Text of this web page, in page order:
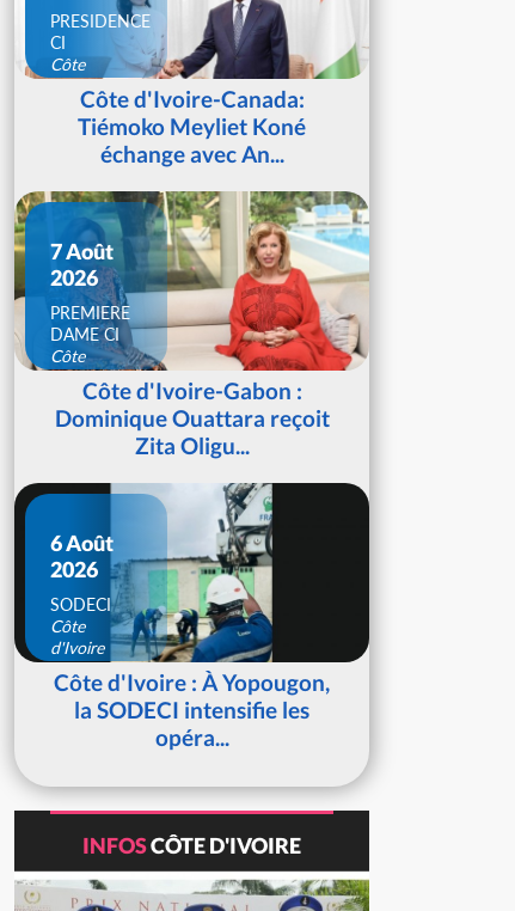
PRESIDENCE
CI
Côte
d'IvoireCôte d'Ivoire-Canada:
Tiémoko Meyliet Koné
échange avec An...
7 Août
2026
PREMIERE
DAME CI
Côte
d'IvoireCôte d'Ivoire-Gabon :
Dominique Ouattara reçoit
Zita Oligu...
6 Août
2026
SODECI
Côte
d'Ivoire
Côte d'Ivoire : À Yopougon,
la SODECI intensifie les
opéra...
INFOSCÔTE D'IVOIRE